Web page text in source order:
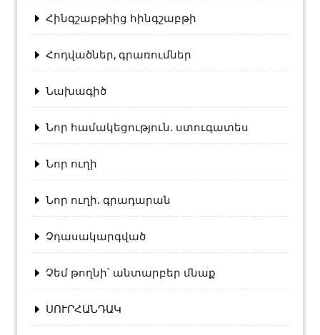
Հինգշաբթիից հինգշաբթի
Հոդվածներ, գրառումներ
Նախագիծ
Նոր համակեցություն. ստուգատես
Նոր ուղի
Նոր ուղի. գրադարան
Չդասակարգված
Չեմ թողնի՝ անտարբեր մնաք
ՍՈՒՐՀԱՆԴԱԿ